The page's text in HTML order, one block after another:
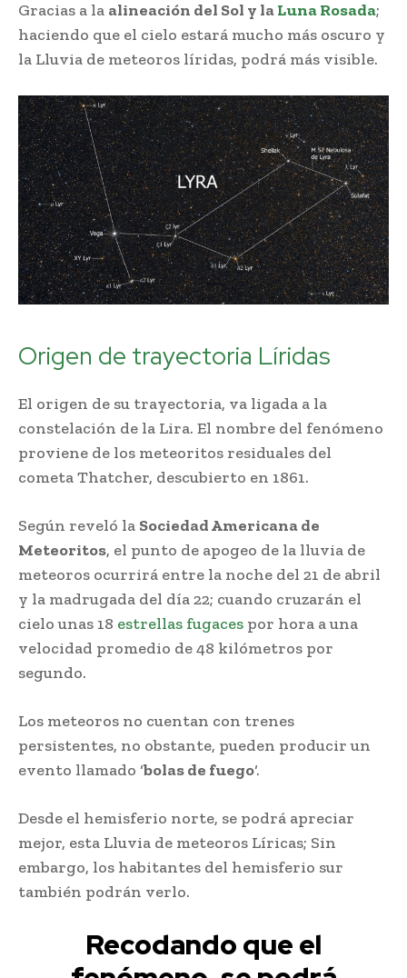
Gracias a la alineación del Sol y laLuna Rosada;
haciendo que el cielo estará mucho más oscuro y
la Lluvia de meteoros líridas, podrá más visible.
Origen de trayectoria Líridas
El origen de su trayectoria, va ligada a la
constelación de la Lira. El nombre del fenómeno
proviene de los meteoritos residuales del
cometa Thatcher, descubierto en 1861.
Según reveló la Sociedad Americana de
Meteoritos, el punto de apogeo de la lluvia de
meteoros ocurrirá entre la noche del 21 de abril
y la madrugada del día 22; cuando cruzarán el
cielo unas 18 estrellas fugaces por hora a una
velocidad promedio de 48 kilómetros por
segundo.
Los meteoros no cuentan con trenes
persistentes, no obstante, pueden producir un
evento llamado ‘bolas de fuego‘.
Desde el hemisferio norte, se podrá apreciar
mejor, esta Lluvia de meteoros Líricas; Sin
embargo, los habitantes del hemisferio sur
también podrán verlo.
Recodando que el